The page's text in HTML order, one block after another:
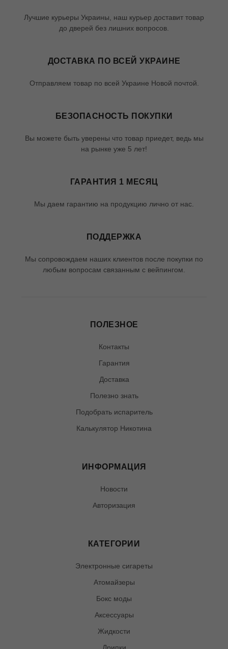
Лучшие курьеры Украины, наш курьер доставит товар
до дверей без лишних вопросов.
ДОСТАВКА ПО ВСЕЙ УКРАИНЕ
Отправляем товар по всей Украине Новой почтой.
БЕЗОПАСНОСТЬ ПОКУПКИ
Вы можете быть уверены что товар приедет, ведь мы
на рынке уже 5 лет!
ГАРАНТИЯ 1 МЕСЯЦ
Мы даем гарантию на продукцию лично от нас.
ПОДДЕРЖКА
Мы сопровождаем наших клиентов после покупки по
любым вопросам связанным с вейпингом.
ПОЛЕЗНОЕ
Контакты
Гарантия
Доставка
Полезно знать
Подобрать испаритель
Калькулятор Никотина
ИНФОРМАЦИЯ
Новости
Авторизация
КАТЕГОРИИ
Электронные сигареты
Атомайзеры
Бокс моды
Аксессуары
Жидкости
Дрипки